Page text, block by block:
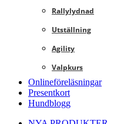
Rallylydnad
Utställning
Agility
Valpkurs
Onlineföreläsningar
Presentkort
Hundblogg